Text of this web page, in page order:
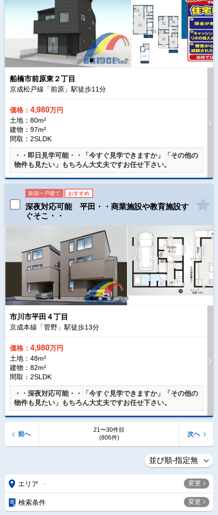
船橋市前原東２丁目
京成松戸線「前原」駅徒歩11分
価格： 4,980万円
土地：80m²
建物：97m²
間取：2SLDK
・・即日見学可能・・「今すぐ見学できますか」「その他の
物件も見たい」もちろん大丈夫ですお任せ下さい。
新築一戸建て おすすめ
深夜対応可能 平田・・商業施設や教育施設す
ぐそこ・・
市川市平田４丁目
京成本線「菅野」駅徒歩13分
価格： 4,980万円
土地：48m²
建物：82m²
間取：2SLDK
・・深夜対応可能・・「今すぐ見学できますか」「その他の
物件も見たい」もちろん大丈夫ですお任せ下さい。
21〜30件目
(806件)
前へ 次へ
エリア - 変更
検索条件 変更